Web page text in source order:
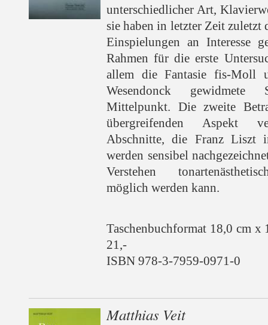
unterschiedlicher Art,
sie haben in letzter Zeit zuletzt
Einspielungen an Interesse
Rahmen für die erste
allem die Fantasie fis-Moll
Wesendonck
Mittelpunkt. Die zweite
übergreifenden Aspekt
Abschnitte, die Franz Liszt
werden sensibel
Verstehen
möglich werden kann.
Taschenbuchformat 18,0 cm
21,-
ISBN 978-3-7959-0971-0
Matthias Veit